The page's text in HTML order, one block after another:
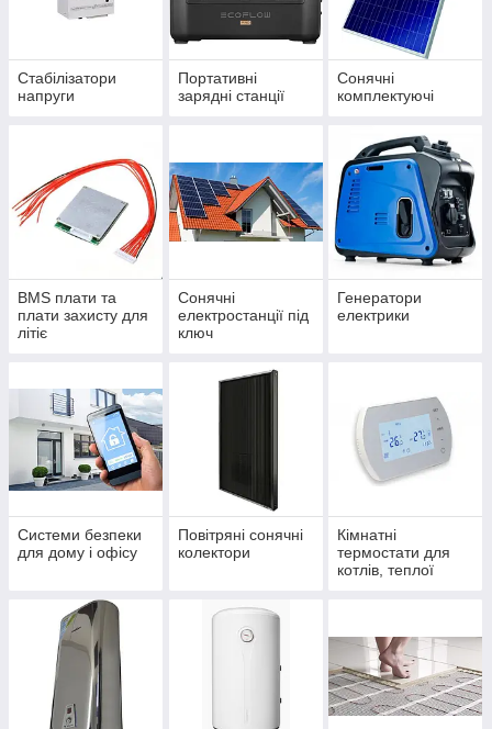
Стабілізатори
напруги
Портативні
зарядні станції
Сонячні
комплектуючі
BMS плати та
плати захисту для
літіє
Сонячні
електростанції під
ключ
Генератори
електрики
Системи безпеки
для дому і офісу
Повітряні сонячні
колектори
Кімнатні
термостати для
котлів, теплої